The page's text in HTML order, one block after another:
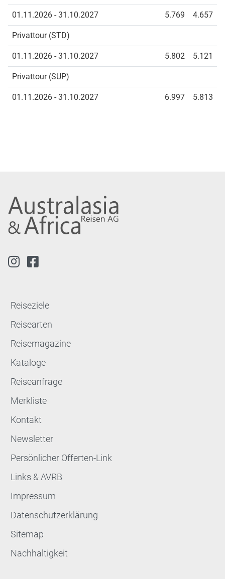
01.11.2026 - 31.10.2027 5.769 4.657
Privattour (STD)
01.11.2026 - 31.10.2027 5.802 5.121
Privattour (SUP)
01.11.2026 - 31.10.2027 6.997 5.813
Reiseziele
Reisearten
Reisemagazine
Kataloge
Reiseanfrage
Merkliste
Kontakt
Newsletter
Persönlicher Offerten-Link
Links & AVRB
Impressum
Datenschutzerklärung
Sitemap
Nachhaltigkeit